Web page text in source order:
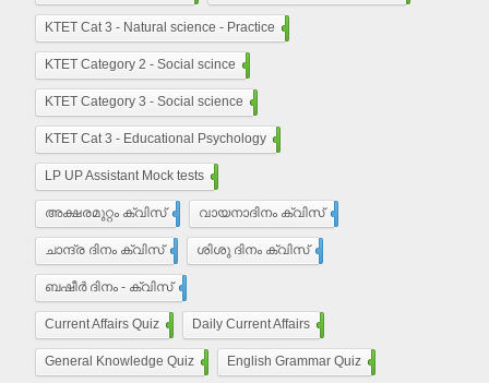
KTET Cat 3 - Natural science - Practice
KTET Category 2 - Social scince
KTET Category 3 - Social science
KTET Cat 3 - Educational Psychology
LP UP Assistant Mock tests
അക്ഷരമുറ്റം ക്വിസ് 110വായനാദിനം ക്വിസ്
ചാന്ദ്ര ദിനം ക്വിസ് ശിശു ദിനം ക്വിസ്
ബഷീർ ദിനം - ക്വിസ്
Current Affairs Quiz 203Daily Current Affairs
General Knowledge Quiz English Grammar Quiz